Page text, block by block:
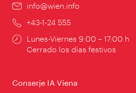
e-
info@wien.info
Teléfono:
+43-1-24 555
Horarios
de
Lunes-Viernes 9:00 – 17:00 h
Cerrado los días festivos
Conserje IA Viena